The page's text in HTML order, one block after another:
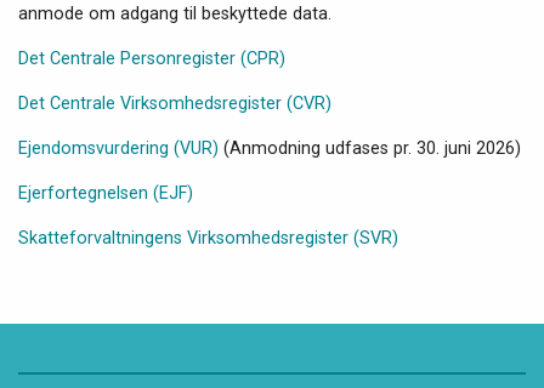
anmode om adgang til beskyttede data.
Det Centrale Personregister (CPR)
Det Centrale Virksomhedsregister (CVR)
Ejendomsvurdering (VUR) (Anmodning udfases pr. 30. juni 2026)
Ejerfortegnelsen (EJF)
Skatteforvaltningens Virksomhedsregister (SVR)